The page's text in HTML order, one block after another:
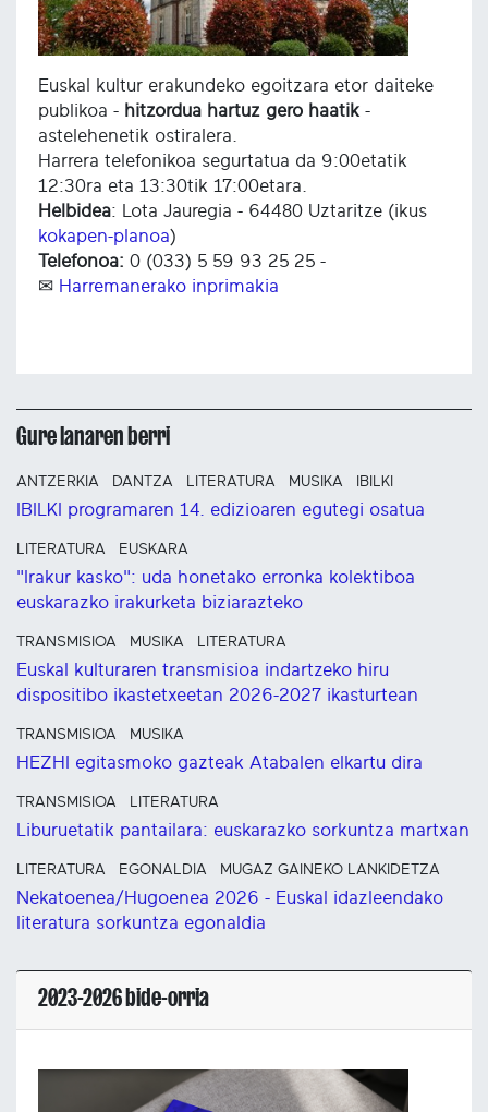
Euskal kultur erakundeko egoitzara etor daiteke
publikoa - hitzordua hartuz gero haatik -
astelehenetik ostiralera.
Harrera telefonikoa segurtatua da 9:00etatik
12:30ra eta 13:30tik 17:00etara.
Helbidea: Lota Jauregia - 64480 Uztaritze (ikus
kokapen-planoa)
Telefonoa: 0 (033) 5 59 93 25 25 -
✉ Harremanerako inprimakia
Gure lanaren berri
ANTZERKIA DANTZA LITERATURA MUSIKA IBILKI
IBILKI programaren 14. edizioaren egutegi osatua
LITERATURA EUSKARA
"Irakur kasko": uda honetako erronka kolektiboa
euskarazko irakurketa biziarazteko
TRANSMISIOA MUSIKA LITERATURA
Euskal kulturaren transmisioa indartzeko hiru
dispositibo ikastetxeetan 2026-2027 ikasturtean
TRANSMISIOA MUSIKA
HEZHI egitasmoko gazteak Atabalen elkartu dira
TRANSMISIOA LITERATURA
Liburuetatik pantailara: euskarazko sorkuntza martxan
LITERATURA EGONALDIA MUGAZ GAINEKO LANKIDETZA
Nekatoenea/Hugoenea 2026 - Euskal idazleendako
literatura sorkuntza egonaldia
2023-2026 bide-orria